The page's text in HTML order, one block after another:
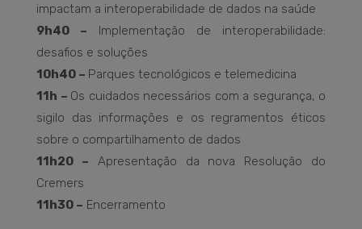
impactam a interoperabilidade de dados na saúde
9h40 – Implementação de interoperabilidade:
desafios e soluções
10h40 – Parques tecnológicos e telemedicina
11h – Os cuidados necessários com a segurança, o
sigilo das informações e os regramentos éticos
sobre o compartilhamento de dados
11h20 – Apresentação da nova Resolução do
Cremers
11h30 – Encerramento